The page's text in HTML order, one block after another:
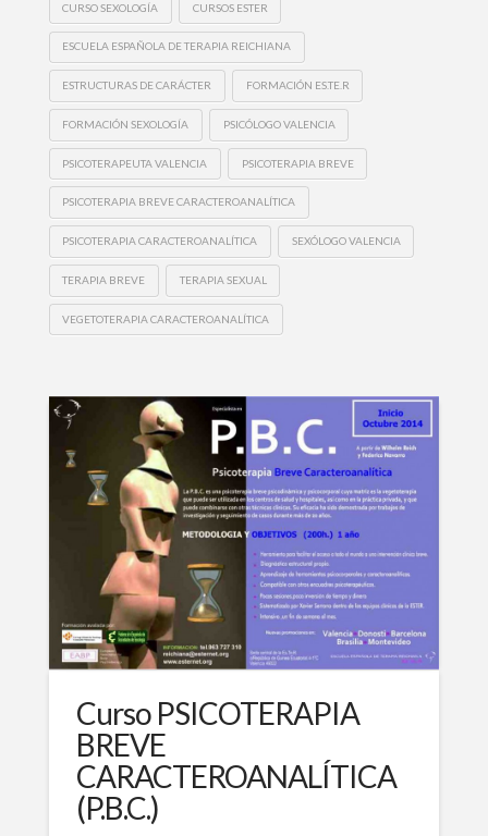
CURSO SEXOLOGÍA CURSOS ESTER
ESCUELA ESPAÑOLA DE TERAPIA REICHIANA
ESTRUCTURAS DE CARÁCTER FORMACIÓN ES.TE.R
FORMACIÓN SEXOLOGÍA PSICÓLOGO VALENCIA
PSICOTERAPEUTA VALENCIA PSICOTERAPIA BREVE
PSICOTERAPIA BREVE CARACTEROANALÍTICA
PSICOTERAPIA CARACTEROANALÍTICA SEXÓLOGO VALENCIA
TERAPIA BREVE TERAPIA SEXUAL
VEGETOTERAPIA CARACTEROANALÍTICA
Curso PSICOTERAPIA
BREVE
CARACTEROANALÍTICA
(P.B.C.)